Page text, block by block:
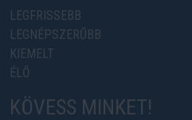
LEGFRISSEBB
LEGNÉPSZERŰBB
KIEMELT
ÉLŐ
KÖVESS MINKET!